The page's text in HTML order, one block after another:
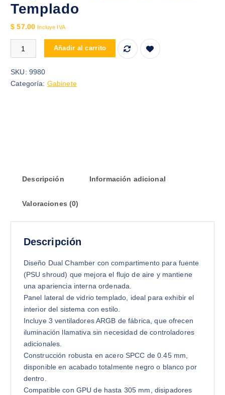
Templado
$ 57.00 Incluye IVA
Case Armaggeddon Tritron 1 Negro Con Panel De Vidrio
Añadir al carrito
SKU: 9980
Categoría: Gabinete
Descripción Información adicional
Valoraciones (0)
Descripción
Diseño Dual Chamber con compartimento para fuente
(PSU shroud) que mejora el flujo de aire y mantiene
una apariencia interna ordenada.
Panel lateral de vidrio templado, ideal para exhibir el
interior del sistema con estilo.
Incluye 3 ventiladores ARGB de fábrica, que ofrecen
iluminación llamativa sin necesidad de controladores
adicionales.
Construcción robusta en acero SPCC de 0.45 mm,
disponible en acabado totalmente negro o blanco por
dentro.
Compatible con GPU de hasta 305 mm, disipadores